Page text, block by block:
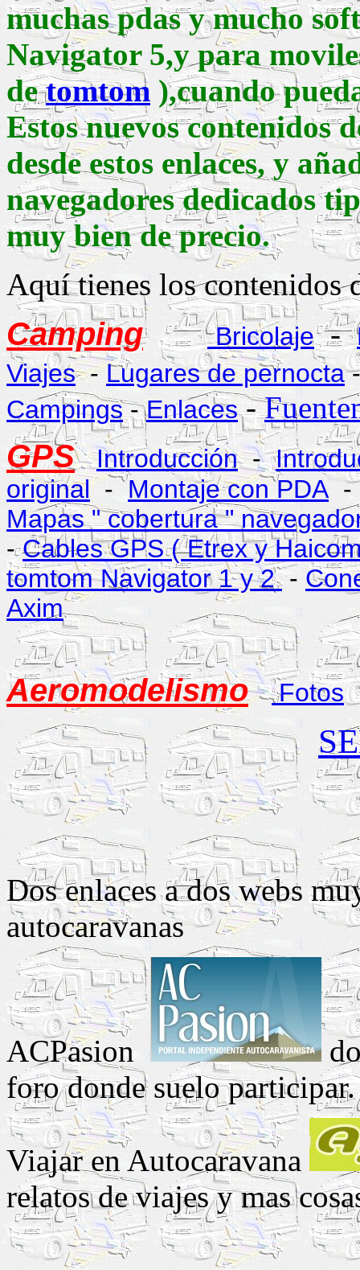
muchas pdas y mucho
Navigator 5,y para
detomtom ),cuando
Estos nuevos contenidos
desde estos enlaces, y
navegadores dedicados
muy bien de precio.
Aquí tienes los contenidos
Camping Bricolaje-
Viajes-Lugares de pernocta
Campings-Enlaces-
GPS Introducción-
original-Montaje con PDA
Mapas " cobertura "
-Cables GPS ( Etrex y
tomtom Navigator 1 y 2-
Axim
Aeromodelismo Fotos
Dos enlaces a dos webs
autocaravanas
ACPasion
foro donde suelo participar.
Viajar en Autocaravana
relatos de viajes y mas